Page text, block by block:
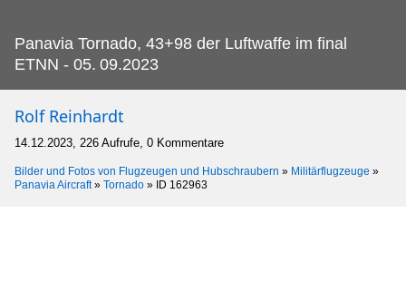
Panavia Tornado, 43+98 der Luftwaffe im final
ETNN - 05. 09.2023
Rolf Reinhardt
14.12.2023, 226 Aufrufe, 0 Kommentare
Bilder und Fotos von Flugzeugen und Hubschraubern » Militärflugzeuge »
Panavia Aircraft» Tornado » ID 162963